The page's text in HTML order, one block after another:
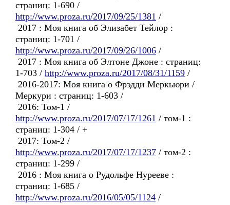
страниц: 1-690 /
http://www.proza.ru/2017/09/25/1381 /
2017 : Моя книга об Элизабет Тейлор :
страниц: 1-701 /
http://www.proza.ru/2017/09/26/1006 /
2017 : Моя книга об Элтоне Джоне : страниц:
1-703 / http://www.proza.ru/2017/08/31/1159 /
2016-2017: Моя книга о Фрэдди Меркьюри /
Меркури : страниц: 1-603 /
2016: Том-1 /
http://www.proza.ru/2017/07/17/1261 / том-1 :
страниц: 1-304 / +
2017: Том-2 /
http://www.proza.ru/2017/07/17/1237 / том-2 :
страниц: 1-299 /
2016 : Моя книга о Рудольфе Нурееве :
страниц: 1-685 /
http://www.proza.ru/2016/05/05/1124 /